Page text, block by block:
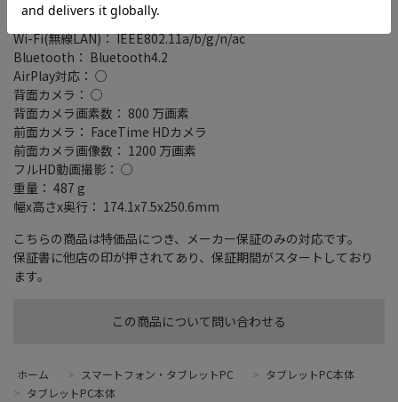
この商品について問い合わせる
画面解像度： 2160x1620
Wi-Fi(無線LAN)： IEEE802.11a/b/g/n/ac
Bluetooth： Bluetooth4.2
AirPlay対応： ○
背面カメラ： ○
背面カメラ画素数： 800 万画素
前面カメラ： FaceTime HDカメラ
前面カメラ画像数： 1200 万画素
フルHD動画撮影： ○
重量： 487 g
幅x高さx奥行： 174.1x7.5x250.6mm
こちらの商品は特価品につき、メーカー保証のみの対応です。
保証書に他店の印が押されてあり、保証期間がスタートしており
ます。
ホーム > スマートフォン・タブレットPC > タブレットPC本体
> タブレットPC本体